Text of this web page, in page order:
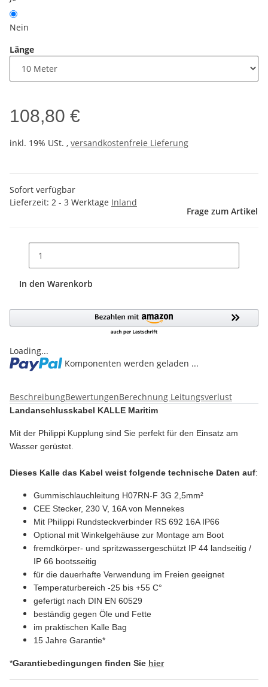
Nein
Länge
108,80 €
inkl. 19% USt. , versandkostenfreie Lieferung
Sofort verfügbar
Lieferzeit: 2 - 3 Werktage Inland
Frage zum Artikel
In den Warenkorb
Loading...
Komponenten werden geladen ...
BeschreibungBewertungenBerechnung Leitungsverlust
Landanschlusskabel KALLE Maritim
Mit der Philippi Kupplung sind Sie perfekt für den Einsatz am
Wasser gerüstet.
Dieses Kalle das Kabel weist folgende technische Daten auf:
Gummischlauchleitung H07RN-F 3G 2,5mm²
CEE Stecker, 230 V, 16A von Mennekes
Mit Philippi Rundsteckverbinder RS 692 16A IP66
Optional mit Winkelgehäuse zur Montage am Boot
fremdkörper- und spritzwassergeschützt IP 44 landseitig /
IP 66 bootsseitig
für die dauerhafte Verwendung im Freien geeignet
Temperaturbereich -25 bis +55 C°
gefertigt nach DIN EN 60529
beständig gegen Öle und Fette
im praktischen Kalle Bag
15 Jahre Garantie*
*Garantiebedingungen finden Sie hier